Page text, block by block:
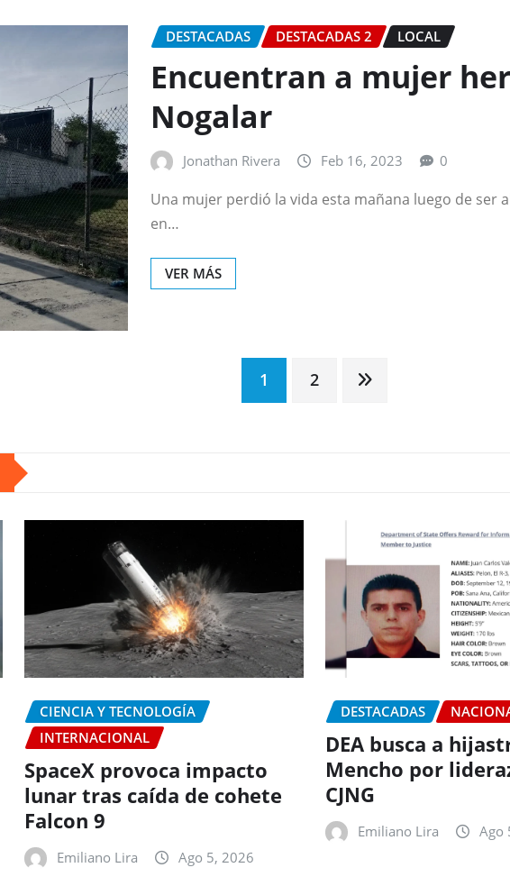
DESTACADAS DESTACADAS 2 LOCAL
Encuentran a mujer
Nogalar
Jonathan Rivera Feb 16, 2023 0
Una mujer perdió la vida esta mañana luego de ser
en…
VER MÁS
1 2
CIENCIA Y TECNOLOGÍA
INTERNACIONAL
SpaceX provoca impacto
lunar tras caída de cohete
Falcon 9
Emiliano Lira Ago 5, 2026
DESTACADAS
DEA busca a
Mencho por
CJNG
Emiliano Lira Ago